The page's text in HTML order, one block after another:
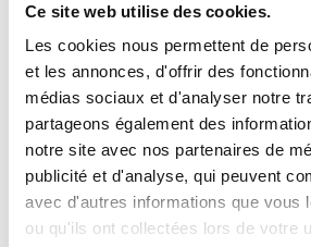
Ce site web utilise des cookies.
Les cookies nous permettent de
et les annonces, d'offrir des
médias sociaux et d'analyser notre
partageons également des
notre site avec nos partenaires de
publicité et d'analyse, qui peuvent
avec d'autres informations que vous
ou qu'ils ont collectées lors de votre